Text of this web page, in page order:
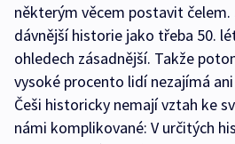
některým věcem postavit
dávnější historie jako třeba 50.
ohledech zásadnější. Takže
vysoké procento lidí nezajímá
Češi historicky nemají vztah ke
námi komplikované: V určitých